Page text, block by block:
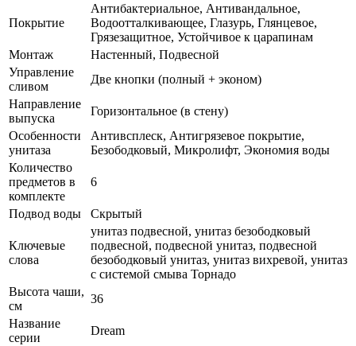
Покрытие
Антибактериальное, Антивандальное,
Водоотталкивающее, Глазурь, Глянцевое,
Грязезащитное, Устойчивое к царапинам
Монтаж
Настенный, Подвесной
Управление
сливом
Две кнопки (полный + эконом)
Направление
выпуска
Горизонтальное (в стену)
Особенности
унитаза
Антивсплеск, Антигрязевое покрытие,
Безободковый, Микролифт, Экономия воды
Количество
предметов в
комплекте
6
Подвод воды Скрытый
Ключевые
слова
унитаз подвесной, унитаз безободковый
подвесной, подвесной унитаз, подвесной
безободковый унитаз, унитаз вихревой, унитаз
с системой смыва Торнадо
Высота чаши,
см
36
Название
серии
Dream